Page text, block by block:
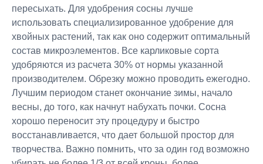
пересыхать. Для удобрения сосны лучше
использовать специализированное удобрение для
хвойных растений, так как оно содержит оптимальный
состав микроэлементов. Все карликовые сорта
удобряются из расчета 30% от нормы указанной
производителем. Обрезку можно проводить ежегодно.
Лучшим периодом станет окончание зимы, начало
весны, до того, как начнут набухать почки. Сосна
хорошо переносит эту процедуру и быстро
восстанавливается, что дает большой простор для
творчества. Важно помнить, что за один год возможно